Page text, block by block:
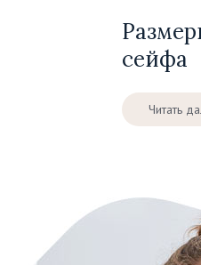
сейфа
Читать